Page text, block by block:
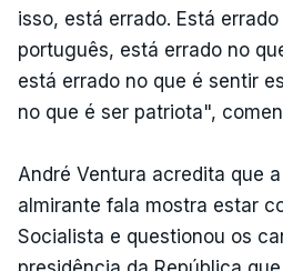
isso, está errado. Está
português, está errado no
está errado no que é sentir
no que é ser patriota",
André Ventura acredita que
almirante fala mostra estar
Socialista e questionou os